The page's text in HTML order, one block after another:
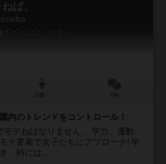
ば。
6.0
内のトレンドをコントロール！
テねばなりません。 学力、運動、
テ要素で女子たちにアプローチ! 学
、時には...